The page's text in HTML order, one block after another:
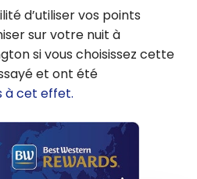
d’utiliser vos points
sur votre nuit à
si vous choisissez cette
et ont été
à cet effet.